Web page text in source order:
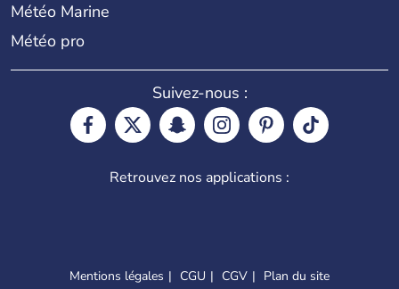
Météo Marine
Météo pro
Suivez-nous :
Retrouvez nos applications :
Mentions légales CGU CGV Plan du site